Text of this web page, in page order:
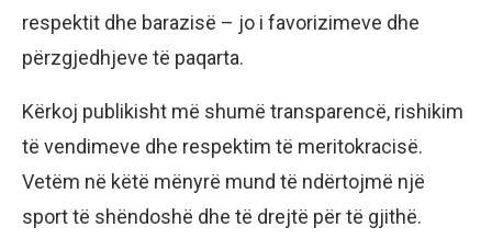
respektit dhe barazisë – jo i favorizimeve dhe
përzgjedhjeve të paqarta.
Kërkoj publikisht më shumë transparencë, rishikim
të vendimeve dhe respektim të meritokracisë.
Vetëm në këtë mënyrë mund të ndërtojmë një
sport të shëndoshë dhe të drejtë për të gjithë.